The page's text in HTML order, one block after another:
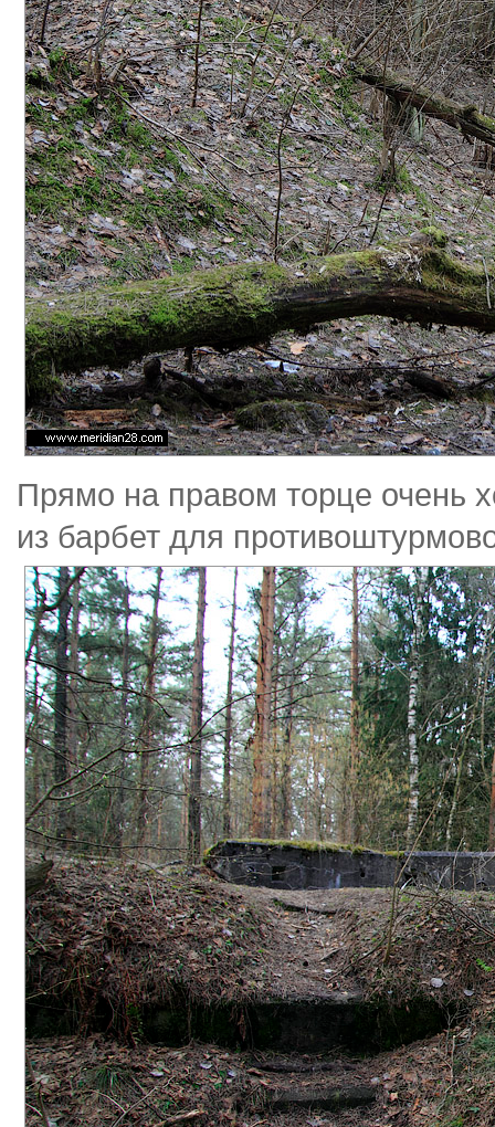
Прямо на правом торце очень
из барбет для